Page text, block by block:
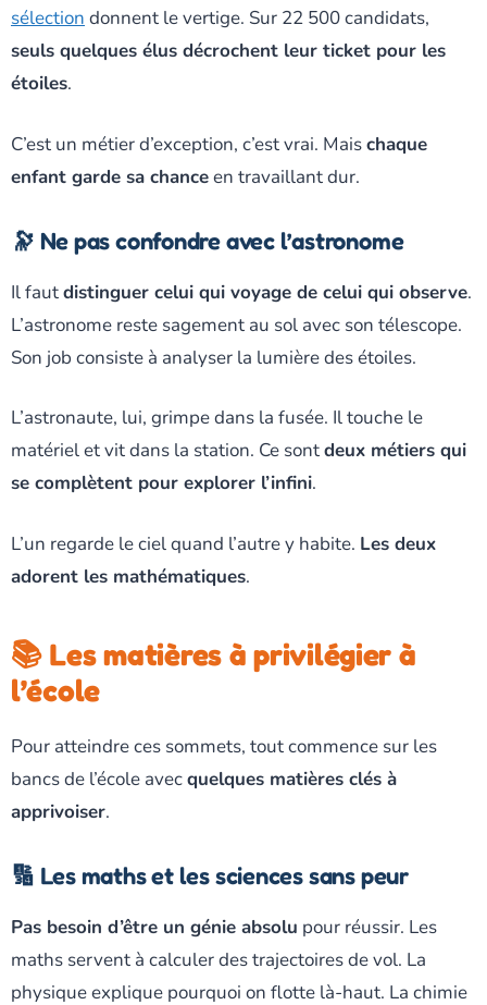
sélection donnent le vertige. Sur 22 500 candidats,
seuls quelques élus décrochent leur ticket pour les
étoiles.
C’est un métier d’exception, c’est vrai. Maischaque
enfant garde sa chanceen travaillant dur.
🔭 Ne pas confondre avec l’astronome
Il fautdistinguer celui qui voyage de celui qui observe.
L’astronome reste sagement au sol avec son télescope.
Son job consiste à analyser la lumière des étoiles.
L’astronaute, lui, grimpe dans la fusée. Il touche le
matériel et vit dans la station. Ce sontdeux métiers qui
se complètent pour explorer l’infini.
L’un regarde le ciel quand l’autre y habite. Les deux
adorent les mathématiques.
📚 Les matières à privilégier à
l’école
Pour atteindre ces sommets, tout commence sur les
bancs de l’école avecquelques matières clés à
apprivoiser.
🔢 Les maths et les sciences sans peur
Pas besoin d’être un génie absolu pour réussir. Les
maths servent à calculer des trajectoires de vol. La
physique explique pourquoi on flotte là-haut. La chimie